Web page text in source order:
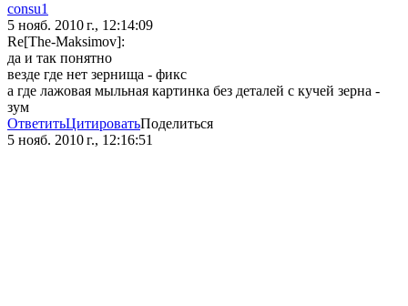
consu1
5 нояб. 2010 г., 12:14:09
Re[The-Maksimov]:
да и так понятно
везде где нет зернища - фикс
а где лажовая мыльная картинка без деталей с кучей зерна -
зум
ОтветитьЦитироватьПоделиться
5 нояб. 2010 г., 12:16:51